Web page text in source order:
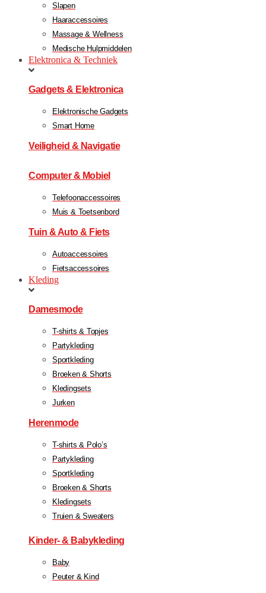
Slapen
Haaraccessoires
Massage & Wellness
Medische Hulpmiddelen
Elektronica & Techniek
Gadgets & Elektronica
Elektronische Gadgets
Smart Home
Veiligheid & Navigatie
Computer & Mobiel
Telefoonaccessoires
Muis & Toetsenbord
Tuin & Auto & Fiets
Autoaccessoires
Fietsaccessoires
Kleding
Damesmode
T-shirts & Topjes
Partykleding
Sportkleding
Broeken & Shorts
Kledingsets
Jurken
Herenmode
T-shirts & Polo’s
Partykleding
Sportkleding
Broeken & Shorts
Kledingsets
Truien & Sweaters
Kinder- & Babykleding
Baby
Peuter & Kind